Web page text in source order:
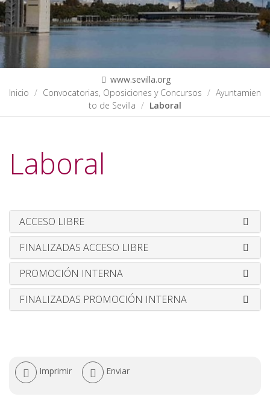
www.sevilla.org
Inicio
Convocatorias, Oposiciones y Concursos
Ayuntamien
to de Sevilla
Laboral
Laboral
ACCESO LIBRE
FINALIZADAS ACCESO LIBRE
PROMOCIÓN INTERNA
FINALIZADAS PROMOCIÓN INTERNA
Acciones
Imprimir Enviar